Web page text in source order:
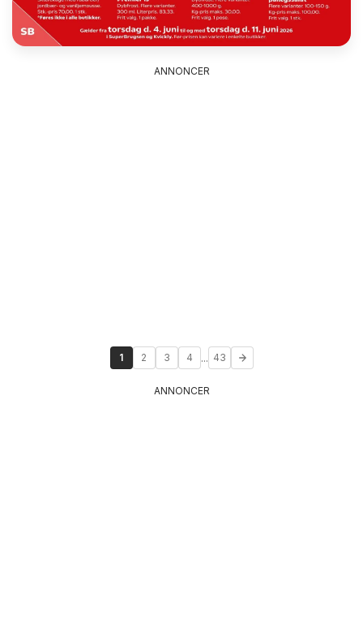
ANNONCER
1 2 3 4 ... 43
ANNONCER